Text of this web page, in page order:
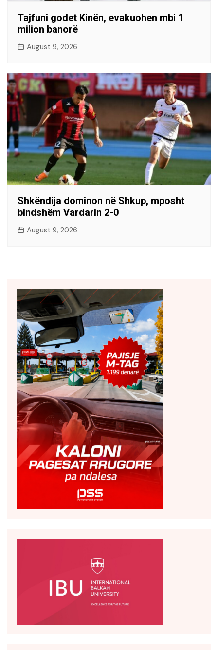
Tajfuni godet Kinën, evakuohen mbi 1
milion banorë
August 9, 2026
Shkëndija dominon në Shkup, mposht
bindshëm Vardarin 2-0
August 9, 2026